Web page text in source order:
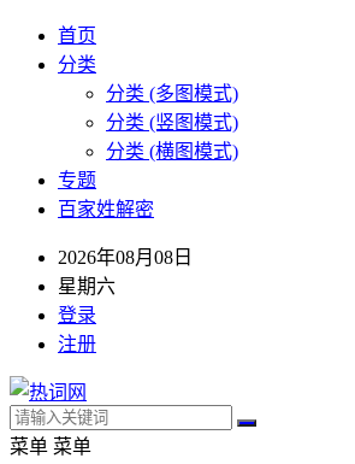
首页
分类
分类 (多图模式)
分类 (竖图模式)
分类 (横图模式)
专题
百家姓解密
2026年08月08日
星期六
登录
注册
菜单 菜单